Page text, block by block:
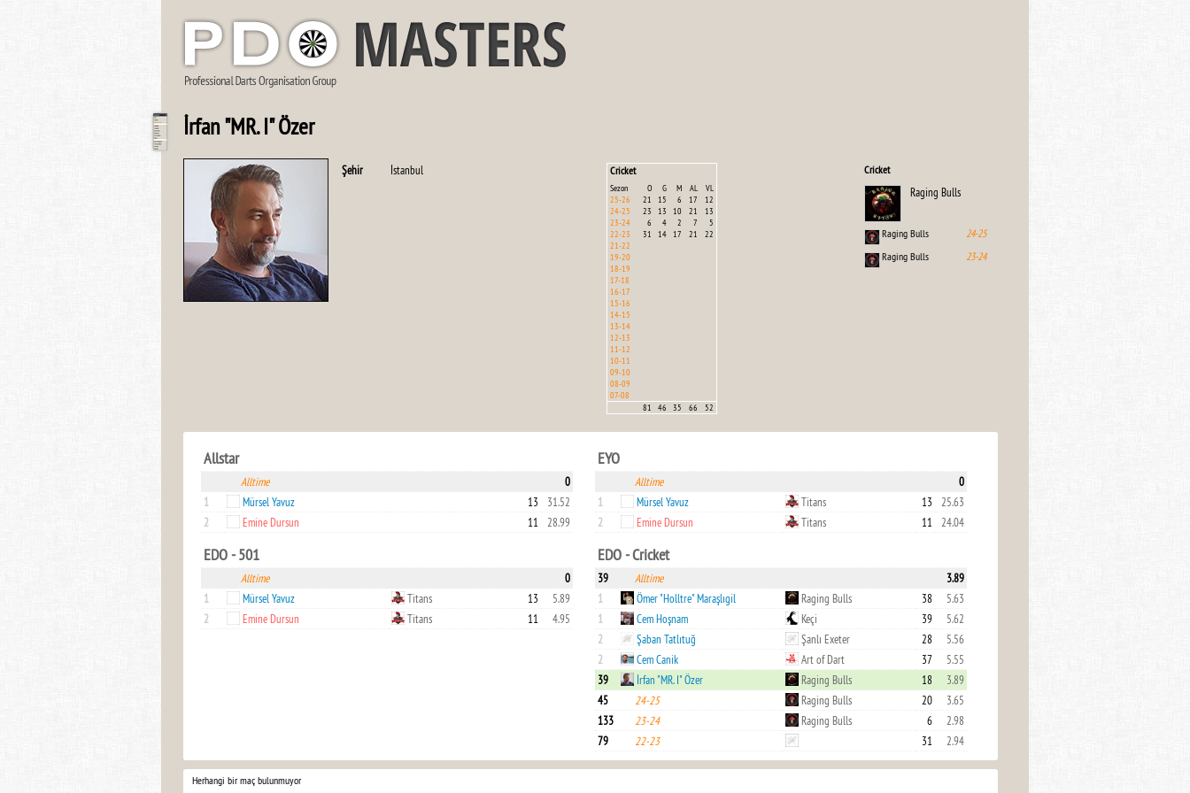
İrfan "MR. I" Özer
Cricket
Raging Bulls
24-25
Raging Bulls
23-24
Raging Bulls
Cricket
Sezon O G M AL
VL
25-26
21 15 6 17
12
24-25
23 13 10 21
13
23-24
6 4 2 7
5
22-23
31 14 17 21
22
21-22
19-20
18-19
17-18
16-17
15-16
14-15
13-14
12-13
11-12
10-11
09-10
08-09
07-08
81
46 35 66 52
Şehir İstanbul
Allstar
Alltime
0
1
Mürsel Yavuz 13
31.52
2
Emine Dursun 11 28.99
EYO
Alltime
0
1
Mürsel Yavuz Titans 13
25.63
2
Emine Dursun Titans 11 24.04
EDO - 501
Alltime
0
1
Mürsel Yavuz Titans 13
5.89
2
Emine Dursun Titans 11 4.95
EDO - Cricket
39 Alltime
3.89
1
Ömer "Holltre" Maraşlıgil Raging Bulls 38
5.63
1
Cem Hoşnam Keçi 39
5.62
2
Şaban Tatlıtuğ Şanlı Exeter 28
5.56
2
Cem Canik Art of Dart 37
5.55
39
İrfan "MR. I" Özer Raging Bulls 18
3.89
45
24-25 Raging Bulls 20
3.65
133
23-24 Raging Bulls 6
2.98
79
22-23 31 2.94
Herhangi bir maç bulunmuyor